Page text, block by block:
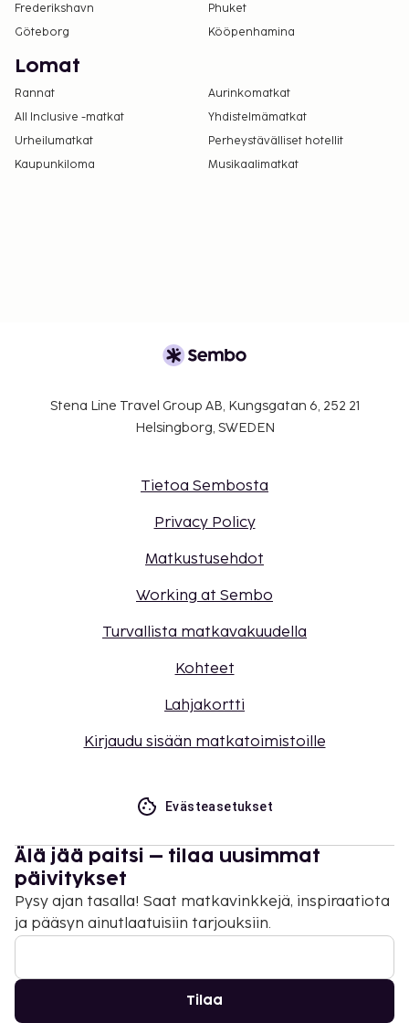
Frederikshavn
Phuket
Göteborg
Kööpenhamina
Lomat
Rannat
Aurinkomatkat
All Inclusive -matkat
Yhdistelmämatkat
Urheilumatkat
Perheystävälliset hotellit
Kaupunkiloma
Musikaalimatkat
Stena Line Travel Group AB, Kungsgatan 6, 252 21
Helsingborg, SWEDEN
Tietoa Sembosta
Privacy Policy
Matkustusehdot
Working at Sembo
Turvallista matkavakuudella
Kohteet
Lahjakortti
Kirjaudu sisään matkatoimistoille
Evästeasetukset
Älä jää paitsi – tilaa uusimmat
päivitykset
Pysy ajan tasalla! Saat matkavinkkejä, inspiraatiota
ja pääsyn ainutlaatuisiin tarjouksiin.
Tilaa